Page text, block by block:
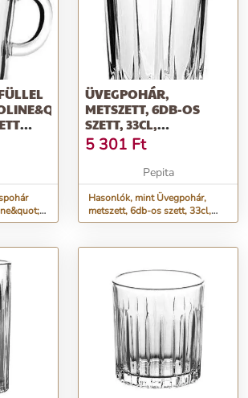
ÜVEGPOHÁR,
METSZETT, 6DB-OS
SZETT, 33CL,
&QUOT;GASTROLINE
HB&QUOT;-
CSOMAGOL...
5 301 Ft
Pepita
Hasonlók, mint Üvegpohár,
metszett, 6db-os szett, 33cl,
&quot;GastroLine HB&quot;-